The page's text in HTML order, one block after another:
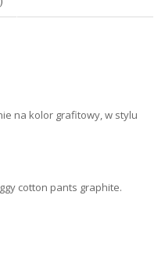
na kolor grafitowy, w stylu
cotton pants graphite.